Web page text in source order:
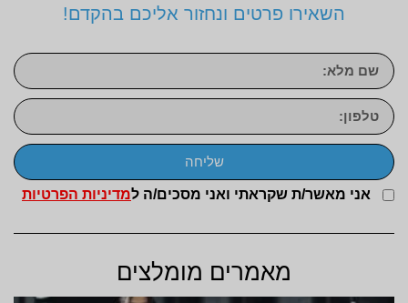
השאירו פרטים ונחזור אליכם בהקדם!
אני מאשר/ת שקראתי ואני מסכים/ה למדיניות הפרטיות
שליחה
מאמרים מומלצים